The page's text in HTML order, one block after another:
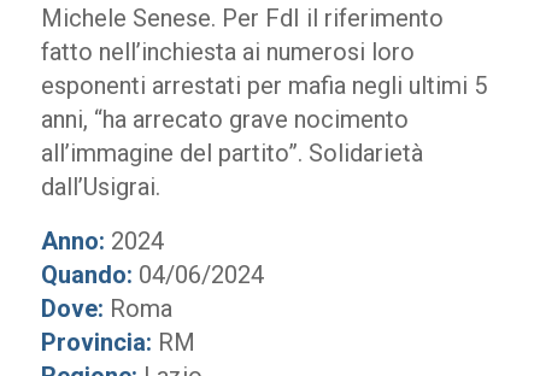
Michele Senese. Per FdI il riferimento
fatto nell’inchiesta ai numerosi loro
esponenti arrestati per mafia negli ultimi 5
anni, “ha arrecato grave nocimento
all’immagine del partito”. Solidarietà
dall’Usigrai.
Anno: 2024
Quando: 04/06/2024
Dove: Roma
Provincia: RM